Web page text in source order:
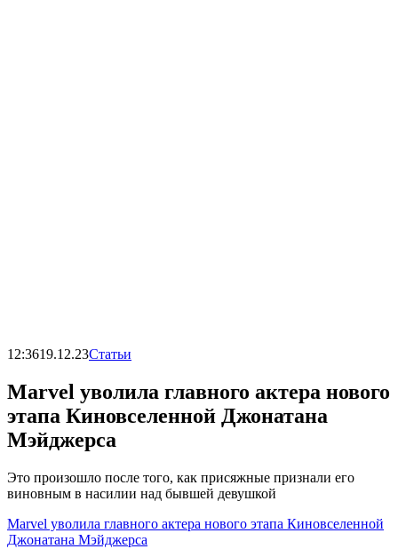
12:3619.12.23Статьи
Marvel уволила главного актера нового
этапа Киновселенной Джонатана
Мэйджерса
Это произошло после того, как присяжные признали его
виновным в насилии над бывшей девушкой
Marvel уволила главного актера нового этапа Киновселенной
Джонатана Мэйджерса